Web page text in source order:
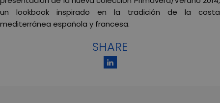
un lookbook inspirado en la tradición de la costa
mediterránea española y francesa.
SHARE